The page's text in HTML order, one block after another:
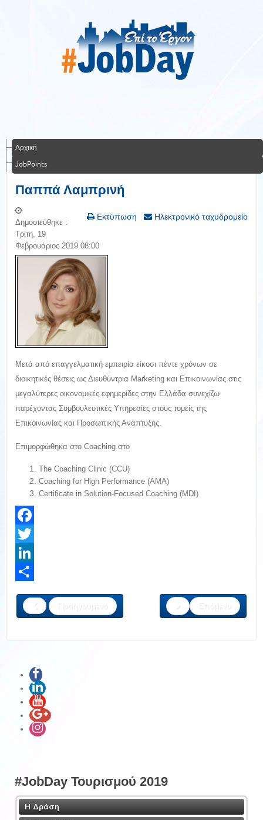
Αρχική
JobPoints
Παππά Λαμπρινή
Εκτύπωση Ηλεκτρονικό ταχυδρομείο
Δημοσιεύθηκε :
Τρίτη, 19
Φεβρουάριος 2019 08:00
Μετά από επαγγελματική εμπειρία είκοσι πέντε χρόνων σε
διοικητικές θέσεις ως Διευθύντρια Marketing και Επικοινωνίας στις
μεγαλύτερες οικονομικές εφημερίδες στην Ελλάδα συνεχίζω
παρέχοντας Συμβουλευτικές Υπηρεσίες στους τομείς της
Επικοινωνίας και Προσωπικής Ανάπτυξης.
Επιμορφώθηκα στο Coaching στο
The Coaching Clinic (CCU)
Coaching for High Performance (AMA)
Certificate in Solution-Focused Coaching (MDI)
Facebook
Twitter
LinkedIn
Προηγούμενο
Επόμενο
#JobDay Τουρισμού 2019
Η Δράση